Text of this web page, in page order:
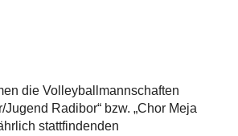
die Volleyballmannschaften
Jugend Radibor“ bzw. „Chor Meja
stattfindenden